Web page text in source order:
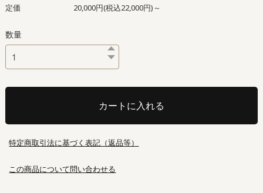
定価
20,000円(税込22,000円)～
数量
カートに入れる
特定商取引法に基づく表記（返品等）
この商品について問い合わせる